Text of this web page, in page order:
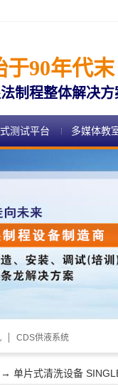
于90年代末
制程整体解决
测试平台 多媒体教
CDS供液系统
→ 单片式清洗设备